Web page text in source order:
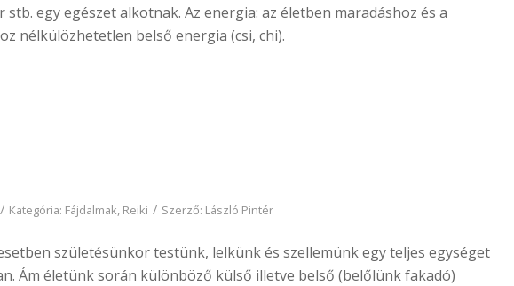
egy egészet alkotnak. Az energia: az életben maradáshoz és a
nélkülözhetetlen belső energia (csi, chi).
/ Kategória: Fájdalmak, Reiki / Szerző: László Pintér
születésünkor testünk, lelkünk és szellemünk egy teljes egységet
Ám életünk során különböző külső illetve belső (belőlünk fakadó)